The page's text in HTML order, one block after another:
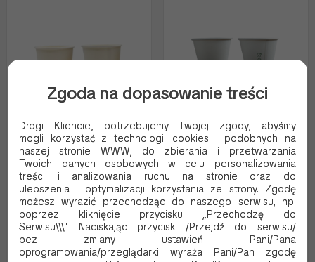
Kubek papierowy BEZ
SUP biały 0% plastic
250ml 80mm
Kod produktu: 88068
12.06 PLN Brutto
9.81 PLN Netto
0.24 Brutto / szt.
Kubek papierowy BEZ
SUP biały 0% plastic
300ml 90mm
Kod produktu:88310
17.00 PLN Brutto
13.82 PLN Netto
0.34 Brutto / szt.
Zgoda na dopasowanie treści
Drogi Kliencie, potrzebujemy Twojej zgody, abyśmy
mogli korzystać z technologii cookies i podobnych na
naszej stronie WWW, do zbierania i przetwarzania
Twoich danych osobowych w celu personalizowania
treści i analizowania ruchu na stronie oraz do
ulepszenia i optymalizacji korzystania ze strony. Zgodę
możesz wyrazić przechodząc do naszego serwisu, np.
poprzez kliknięcie przycisku „Przechodzę do
Serwisu\\\". Naciskając przycisk /Przejdź do serwisu/
bez zmiany ustawień Pani/Pana
oprogramowania/przeglądarki wyraża Pani/Pan zgodę